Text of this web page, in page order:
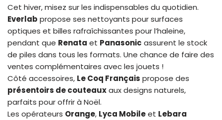
Cet hiver, misez sur les indispensables du quotidien.
Everlab propose ses nettoyants pour surfaces
optiques et billes rafraîchissantes pour l’haleine,
pendant que Renata et Panasonic assurent le stock
de piles dans tous les formats. Une chance de faire des
ventes complémentaires avec les jouets !
Côté accessoires, Le Coq Français propose des
présentoirs de couteauxaux designs naturels,
parfaits pour offrir à Noël.
Les opérateurs Orange, Lyca Mobileet Lebara